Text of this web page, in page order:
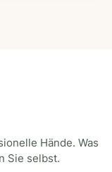
Hände. Was
Sie selbst.